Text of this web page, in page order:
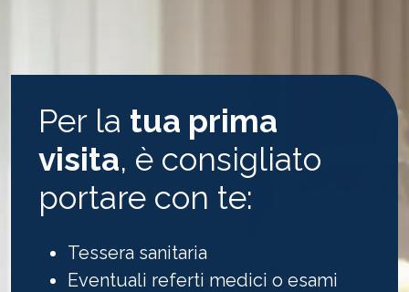
Per la tua prima
visita, è consigliato
portare con te:
Tessera sanitaria
Eventuali referti medici o esami